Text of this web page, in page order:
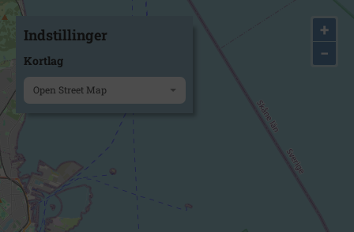
+
−
Indstillinger
Kortlag
Open Street Map